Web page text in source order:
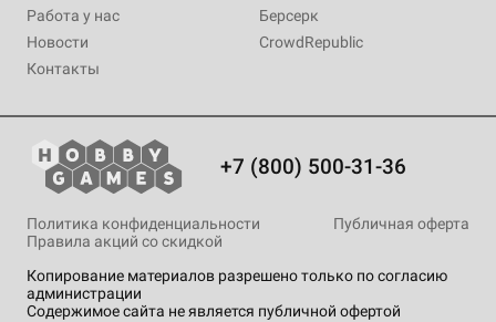
Работа у нас
Новости
Контакты
Берсерк
CrowdRepublic
+7 (800) 500-31-36
Копирование материалов разрешено только по согласию
администрации
Содержимое сайта не является публичной офертой
Политика конфиденциальности
Публичная оферта
Правила акций со скидкой